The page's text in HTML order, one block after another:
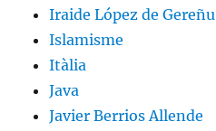
Iraide López de Gereñu
Islamisme
Itàlia
Java
Javier Berrios Allende